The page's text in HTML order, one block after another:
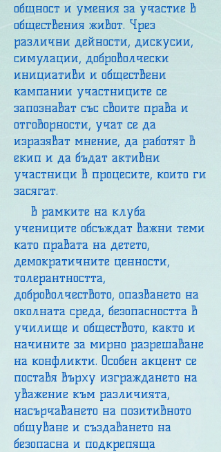
общност и умения за участие в
обществения живот. Чрез
различни дейности, дискусии,
симулации, доброволчески
инициативи и обществени
кампании участниците се
запознават със своите права и
отговорности, учат се да
изразяват мнение, да работят в
екип и да бъдат активни
участници в процесите, които ги
засягат.
В рамките на клуба
учениците обсъждат важни теми
като правата на детето,
демократичните ценности,
толерантността,
доброволчеството, опазването на
околната среда, безопасността в
училище и обществото, както и
начините за мирно разрешаване
на конфликти. Особен акцент се
поставя върху изграждането на
уважение към различията,
насърчаването на позитивното
общуване и създаването на
безопасна и подкрепяща